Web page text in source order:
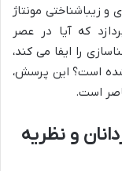
زیباشناختی مونتاژ
که آیا در عصر
را ایفا می کند،
شده است؟ این پرسش،
است.
و نظریه